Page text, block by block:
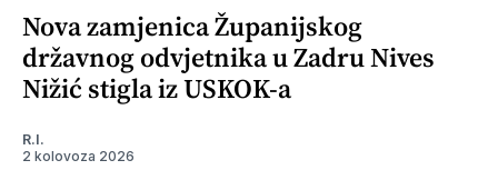
Nova zamjenica Županijskog
državnog odvjetnika u Zadru Nives
Nižić stigla iz USKOK-a
R.I.
2 kolovoza 2026